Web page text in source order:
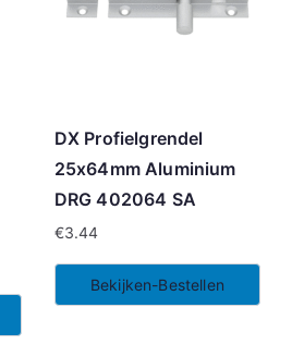
DX Profielgrendel
25x64mm Aluminium
DRG 402064 SA
€3.44
Bekijken-Bestellen